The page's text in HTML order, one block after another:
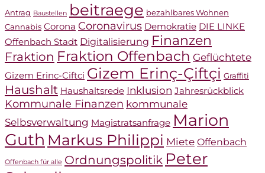
Antrag Baustellen beitraege bezahlbares Wohnen
Cannabis Corona Coronavirus Demokratie DIE LINKE
Offenbach Stadt Digitalisierung Finanzen
Fraktion Fraktion Offenbach Geflüchtete
Gizem Erinc-Ciftci Gizem Erinç-Çiftçi Graffiti
Haushalt Haushaltsrede Inklusion Jahresrückblick
Kommunale Finanzen kommunale
Selbsverwaltung Magistratsanfrage Marion
Guth Markus Philippi Miete Offenbach
Offenbach für alle Ordnungspolitik Peter